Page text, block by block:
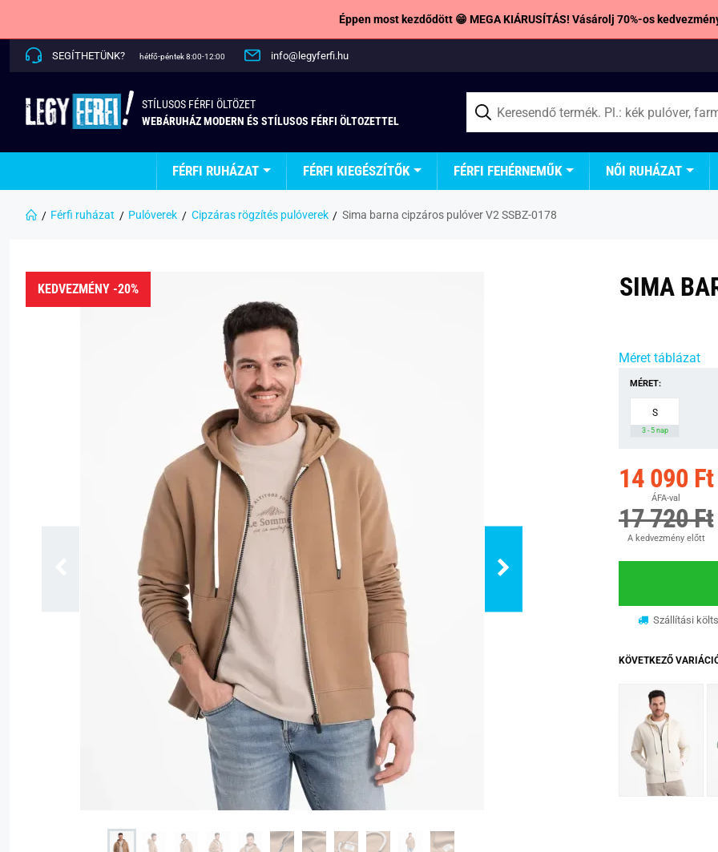
Éppen most kezdődött 😁 MEGA KIÁRUSÍTÁS! Vásárolj 70%-os
SEGÍTHETÜNK? hétfő-péntek 8:00-12:00 info@legyferfi.hu
STÍLUSOS FÉRFI ÖLTÖZET
WEBÁRUHÁZ MODERN ÉS STÍLUSOS FÉRFI ÖLTOZETTEL
FÉRFI RUHÁZAT FÉRFI KIEGÉSZÍTŐK FÉRFI FEHÉRNEMŰK NŐI RUHÁZAT
Férfi ruházat Pulóverek Cipzáras rögzítés pulóverek Sima barna cipzáros pulóver V2 SSBZ-0178
KEDVEZMÉNY -20%
SIMA
Méret táblázat
MÉRET:
S
3 - 5 nap
14 090 Ft
ÁFA-val
17 720 Ft
A kedvezmény előtt
Szállítási
KÖVETKEZŐ